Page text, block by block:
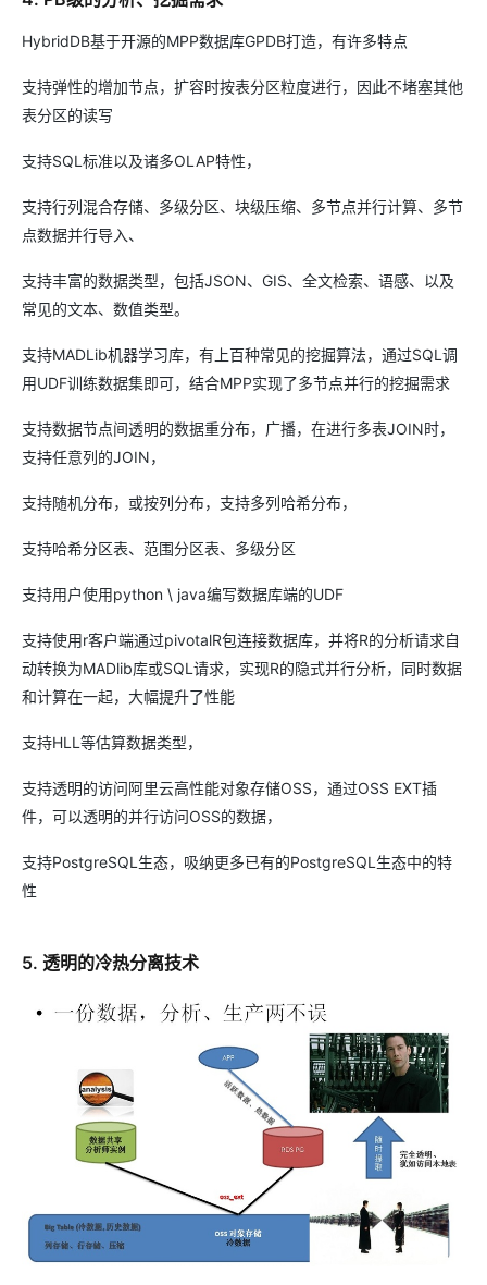
HybridDB基于开源的MPP数据库GPDB打造，有许多特点
支持弹性的增加节点，扩容时按表分区粒度进行，因此不堵塞其他
表分区的读写
支持SQL标准以及诸多OLAP特性，
支持行列混合存储、多级分区、块级压缩、多节点并行计算、多节
点数据并行导入、
支持丰富的数据类型，包括JSON、GIS、全文检索、语感、以及
常见的文本、数值类型。
支持MADLib机器学习库，有上百种常见的挖掘算法，通过SQL调
用UDF训练数据集即可，结合MPP实现了多节点并行的挖掘需求
支持数据节点间透明的数据重分布，广播，在进行多表JOIN时，
支持任意列的JOIN，
支持随机分布，或按列分布，支持多列哈希分布，
支持哈希分区表、范围分区表、多级分区
支持用户使用python \ java编写数据库端的UDF
支持使用r客户端通过pivotalR包连接数据库，并将R的分析请求自
动转换为MADlib库或SQL请求，实现R的隐式并行分析，同时数据
和计算在一起，大幅提升了性能
支持HLL等估算数据类型，
支持透明的访问阿里云高性能对象存储OSS，通过OSS EXT插
件，可以透明的并行访问OSS的数据，
支持PostgreSQL生态，吸纳更多已有的PostgreSQL生态中的特
性
5. 透明的冷热分离技术